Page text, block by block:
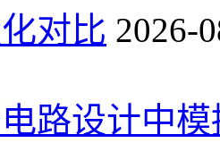
对比 2026-
路设计中